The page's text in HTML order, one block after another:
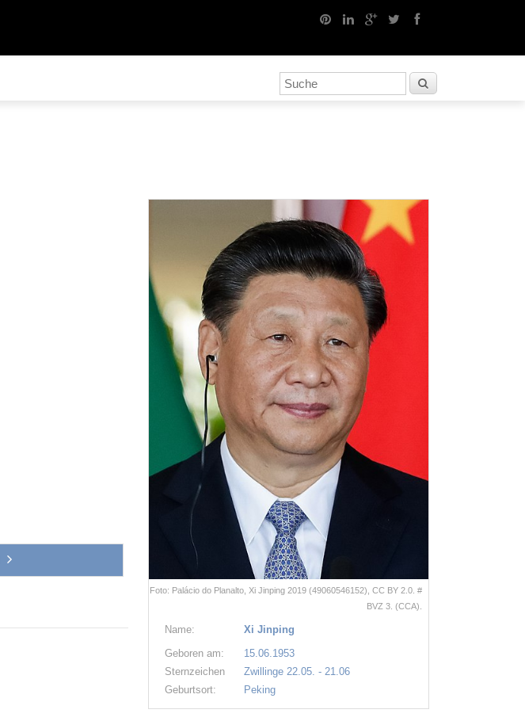
Foto: Palácio do Planalto, Xi Jinping 2019 (49060546152), CC BY 2.0. #
BVZ 3. (CCA).
Name:
Xi Jinping
Geboren am:
15.06.1953
Sternzeichen
Zwillinge 22.05. - 21.06
Geburtsort:
Peking